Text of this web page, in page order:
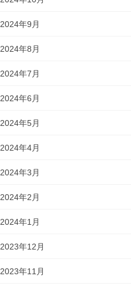
2024年9月
2024年8月
2024年7月
2024年6月
2024年5月
2024年4月
2024年3月
2024年2月
2024年1月
2023年12月
2023年11月